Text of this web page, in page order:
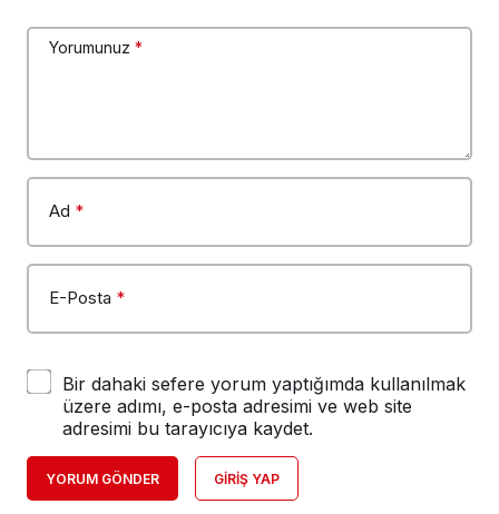
Yorumunuz *
Ad *
E-Posta *
Bir dahaki sefere yorum yaptığımda kullanılmak
üzere adımı, e-posta adresimi ve web site
adresimi bu tarayıcıya kaydet.
YORUM GÖNDER GIRIŞ YAP